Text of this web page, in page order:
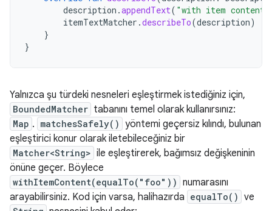
description .appendText( "with item
itemTextMatcher .describeTo(description)
}
}
Yalnızca şu türdeki nesneleri eşleştirmek istediğiniz için,
BoundedMatcher tabanını temel olarak kullanırsınız:
Map . matchesSafely() yöntemi geçersiz kılındı, bulunan
eşleştirici konur olarak iletebileceğiniz bir
Matcher<String> ile eşleştirerek, bağımsız değişkeninin
önüne geçer. Böylece
withItemContent(equalTo("foo")) numarasını
arayabilirsiniz. Kod için varsa, halihazırda equalTo() ve